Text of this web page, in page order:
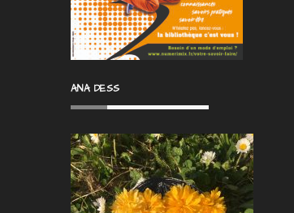
ANA DESS